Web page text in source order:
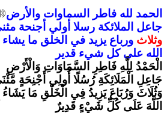
الحمد لله فاطر السماوات والأرض
جاعل الملائكة رسلا أولي أجنحة
وثلاث ورباع يزيد في الخلق ما يشاء
الله على كل شيء قدير
الْحَمْدُ لِلَّهِ فَاطِرِ السَّمَاوَاتِ وَالْأَرْضِ
جَاعِلِ الْمَلَائِكَةِ رُسُلًا أُولِي أَجْنِحَةٍ
وَثُلَاثَ وَرُبَاعَ يَزِيدُ فِي الْخَلْقِ مَا
اللَّهَ عَلَى كُلِّ شَيْءٍ قَدِيرٌ